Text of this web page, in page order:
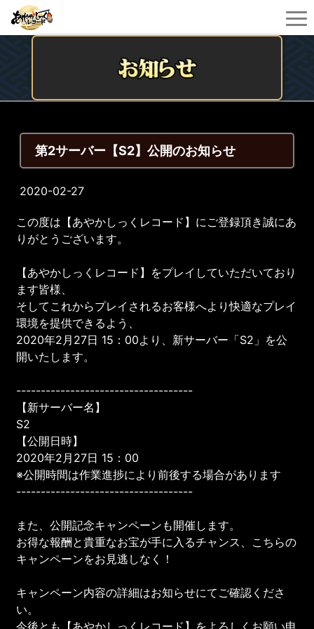
第2サーバー【S2】公開のお知らせ
2020-02-27
この度は【あやかしっくレコード】にご登録頂き誠にあ
りがとうございます。
【あやかしっくレコード】をプレイしていただいており
ます皆様、
そしてこれからプレイされるお客様へより快適なプレイ
環境を提供できるよう、
2020年2月27日 15：00より、新サーバー「S2」を公
開いたします。
------------------------------------
【新サーバー名】
S2
【公開日時】
2020年2月27日 15：00
※公開時間は作業進捗により前後する場合があります
------------------------------------
また、公開記念キャンペーンも開催します。
お得な報酬と貴重なお宝が手に入るチャンス、こちらの
キャンペーンをお見逃しなく！
キャンペーン内容の詳細はお知らせにてご確認くださ
い。
今後とも【あやかしっくレコード】をよろしくお願い申